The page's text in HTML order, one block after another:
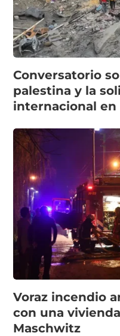
Conversatorio
palestina y la
internacional en
Voraz incendio
con una
Maschwitz